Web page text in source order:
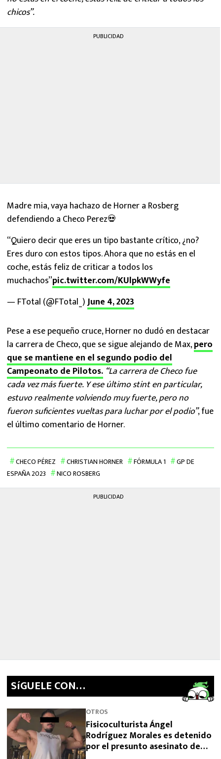
chicos”.
PUBLICIDAD
Madre mia, vaya hachazo de Horner a Rosberg
defendiendo a Checo Perez💀
“Quiero decir que eres un tipo bastante crítico, ¿no?
Eres duro con estos tipos. Ahora que no estás en el
coche, estás feliz de criticar a todos los
muchachos”pic.twitter.com/KUlpkWWyfe
— FTotal (@FTotal_)June 4, 2023
Pese a ese pequeño cruce, Horner no dudó en destacar
la carrera de Checo, que se sigue alejando de Max,pero
que se mantiene en el segundo podio del
Campeonato de Pilotos. “La carrera de Checo fue
cada vez más fuerte. Y ese último stint en particular,
estuvo realmente volviendo muy fuerte, pero no
fueron suficientes vueltas para luchar por el podio”, fue
el último comentario de Horner.
CHECO PÉREZ CHRISTIAN HORNER FÓRMULA 1
GP DE
ESPAÑA 2023
NICO ROSBERG
PUBLICIDAD
SíGUELE CON…
OTROS
Fisicoculturista Ángel
Rodríguez Morales es detenido
por el presunto asesinato de